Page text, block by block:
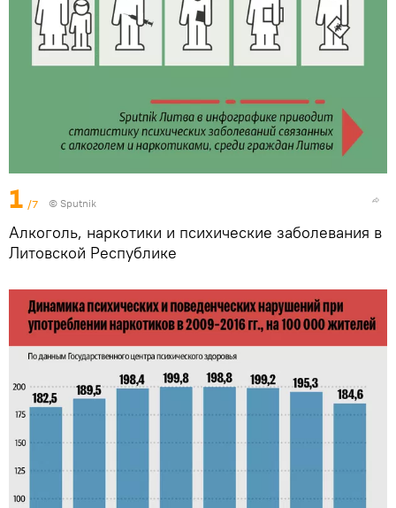
1 /7 © Sputnik
Алкоголь, наркотики и психические заболевания в
Литовской Республике